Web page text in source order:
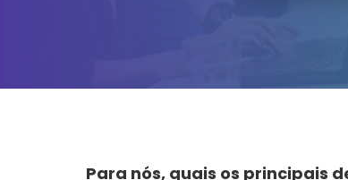
Para nós, quais os principais